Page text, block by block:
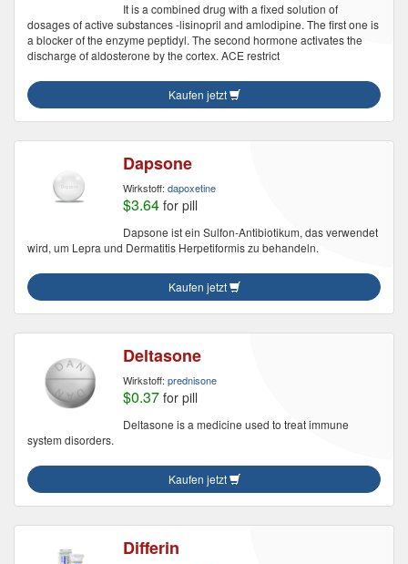
It is a combined drug with a fixed solution of
dosages of active substances -lisinopril and amlodipine. The first one is
a blocker of the enzyme peptidyl. The second hormone activates the
discharge of aldosterone by the cortex. ACE restrict
Kaufen jetzt
Dapsone
Wirkstoff: dapoxetine
$3.64 for pill
Dapsone ist ein Sulfon-Antibiotikum, das verwendet
wird, um Lepra und Dermatitis Herpetiformis zu behandeln.
Kaufen jetzt
Deltasone
Wirkstoff: prednisone
$0.37 for pill
Deltasone is a medicine used to treat immune
system disorders.
Kaufen jetzt
Differin